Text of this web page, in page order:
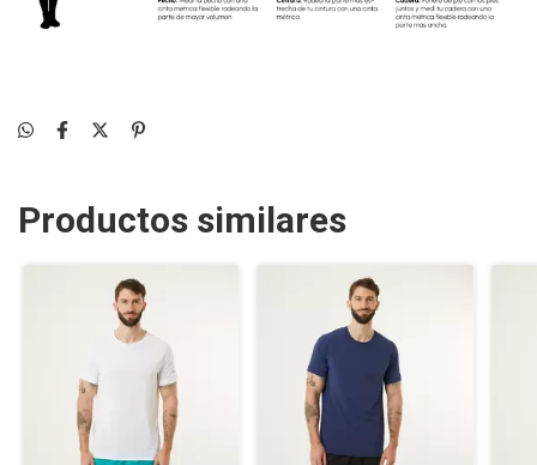
Productos similares